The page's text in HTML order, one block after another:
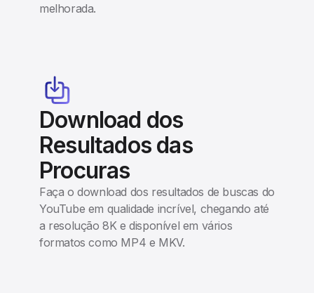
melhorada.
Download dos
Resultados das
Procuras
Faça o download dos resultados de buscas do
YouTube em qualidade incrível, chegando até
a resolução 8K e disponível em vários
formatos como MP4 e MKV.